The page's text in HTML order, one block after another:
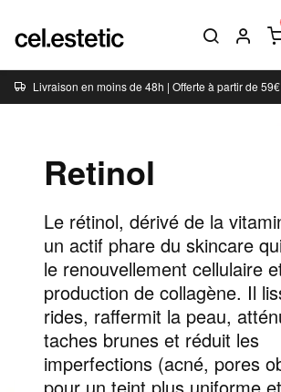
Livraison en moins de 48h | Offerte à partir de 59€
Retinol
Le rétinol, dérivé de la
un actif phare du skincare
le renouvellement cellulaire
production de collagène. Il
rides, raffermit la peau,
taches brunes et réduit les
imperfections (acné, pores